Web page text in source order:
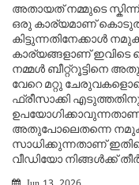
അതായത് നമ്മുടെ
ഒരു കാര്യമാണ്
കിട്ടുന്നതിനേക്കാൾ
കാര്യങ്ങളാണ്
നമ്മൾ
വേറെ മറ്റു
ഫ്രീസാക്കി
ഉപയോഗിക്കാവുന്നതാണ്
അതുപോലെതന്നെ
സാധിക്കുന്നതാണ്
വീഡിയോ നിങ്ങൾക്ക്